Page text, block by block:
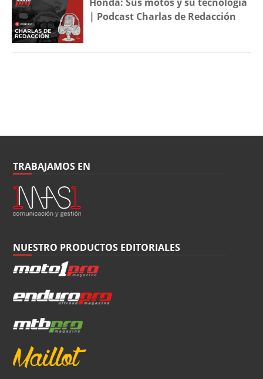
| Podcast Charlas de Redacción
TRABAJAMOS EN
NUESTRO PRODUCTOS EDITORIALES